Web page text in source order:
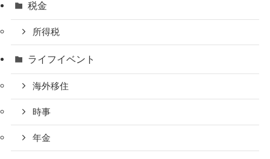
税金
所得税
ライフイベント
海外移住
時事
年金